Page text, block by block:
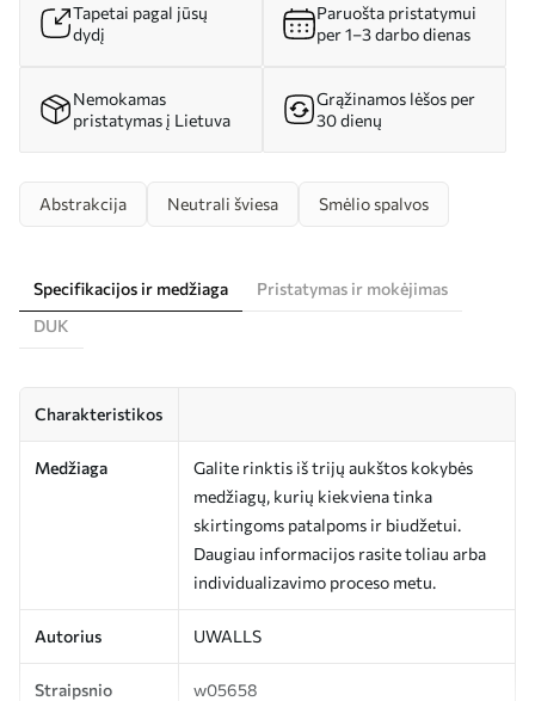
Tapetai pagal jūsų
dydį
Paruošta pristatymui
per 1–3 darbo dienas
Nemokamas
pristatymas į Lietuva
Grąžinamos lėšos per
30 dienų
Abstrakcija Neutrali šviesa Smėlio spalvos
Specifikacijos ir medžiaga
Pristatymas ir mokėjimas
DUK
Charakteristikos
Medžiaga
Galite rinktis iš trijų aukštos kokybės
medžiagų, kurių kiekviena tinka
skirtingoms patalpoms ir biudžetui.
Daugiau informacijos rasite toliau arba
individualizavimo proceso metu.
Autorius UWALLS
Straipsnio
w05658